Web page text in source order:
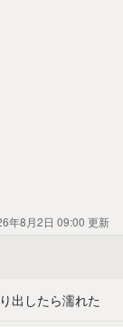
年8月2日 09:00 更新
出したら濡れた